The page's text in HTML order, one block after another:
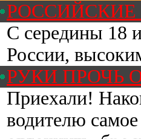
С середины 18
России,
РУКИ ПРОЧЬ
Приехали!
водителю